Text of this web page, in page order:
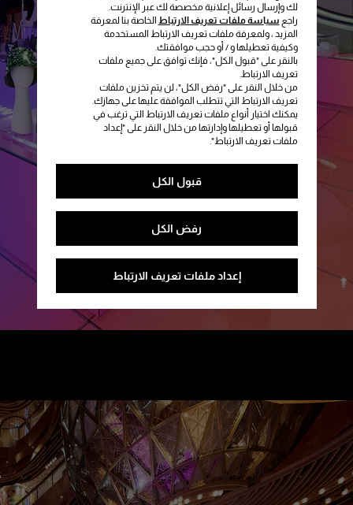
لك وإرسال رسائل إعلانية مخصصة لك عبر الإنترنت.
راجع سياسة ملفات تعريف الارتباط الخاصة بنا لمعرفة
المزيد ، ولمعرفة ملفات تعريف الارتباط المستخدمة
وكيفية تعطيلها و / أو حجب موافقتك.
بالنقر على "قبول الكل"، فإنك توافق على جميع ملفات
تعريف الارتباط.
من خلال النقر على "رفض الكل"، لن يتم تخزين ملفات
تعريف الارتباط التي تتطلب الموافقة عليها على جهازك.
يمكنك اختيار أنواع ملفات تعريف الارتباط التي ترغب في
قبولها أو تعطيلها وإدارتها من خلال النقر على "إعداد
ملفات تعريف الارتباط".
قبول الكل
رفض الكل
إعداد ملفات تعريف الارتباط